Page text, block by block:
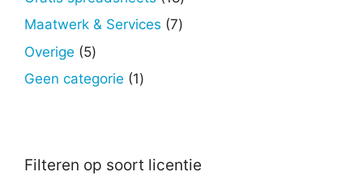
producten
Maatwerk & Services 77
Overige 55
producten
Geen categorie 11
Filteren op soort licentie